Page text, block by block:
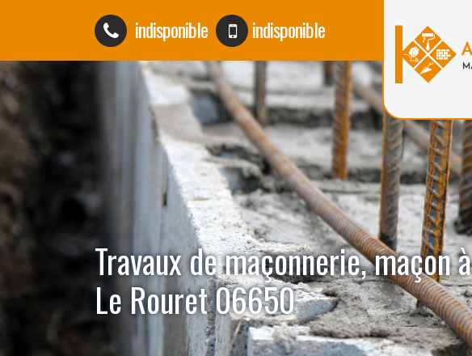
indisponible indisponible
Travaux de maçonnerie, maçon à
Le Rouret 06650